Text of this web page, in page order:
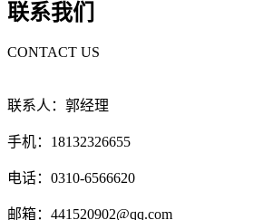
联系我们
CONTACT US
联系人：郭经理
手机：18132326655
电话：0310-6566620
邮箱：441520902@qq.com